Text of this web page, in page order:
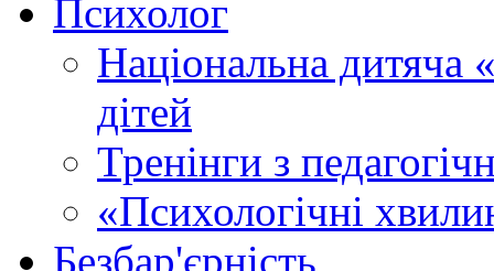
Психолог
Національна дитяча
дітей
Тренінги з
«Психологічні
Безбар'єрність